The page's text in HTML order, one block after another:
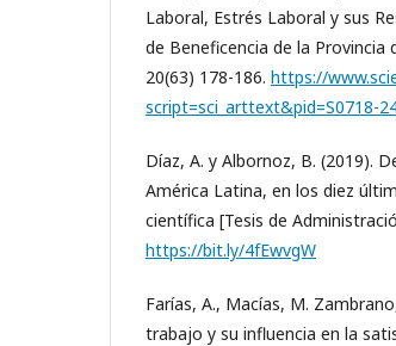
Laboral, Estrés Laboral y sus
de Beneficencia de la Provincia
20(63) 178-186. https://
script=sci_arttext&pid=S0718-
Díaz, A. y Albornoz, B. (2019).
América Latina, en los diez
científica [Tesis de
https://bit.ly/4fEwvgW
Farías, A., Macías, M.
trabajo y su influencia en la